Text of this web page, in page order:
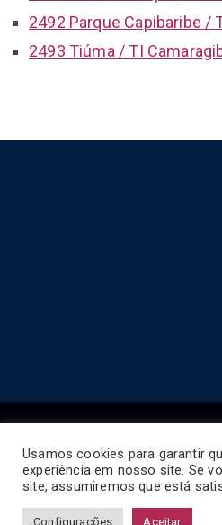
2492 Parque Capibaribe /
2493 Tiúma / TI
Copyright © 2026
Usamos cookies para garantir
experiência em nosso site. Se
site, assumiremos que está
Configurações Aceitar